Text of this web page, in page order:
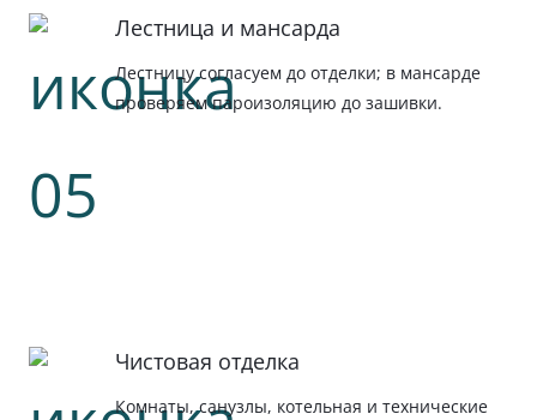
Лестница и мансарда
Лестницу согласуем до отделки; в мансарде
проверяем пароизоляцию до зашивки.
Чистовая отделка
Комнаты, санузлы, котельная и технические